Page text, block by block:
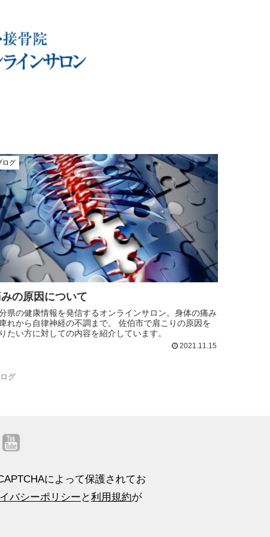
ログ
の原因について
県の健康情報を発信するオンラインサロン。身体の痛み
れから自律神経の不調まで。 佐伯市で肩こりの原因を
たい方に対しての内容を紹介しています。
2021.11.15
グ
によって保護されてお
バシーポリシー と利用規約が